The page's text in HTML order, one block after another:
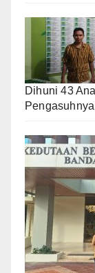
Dihuni 43